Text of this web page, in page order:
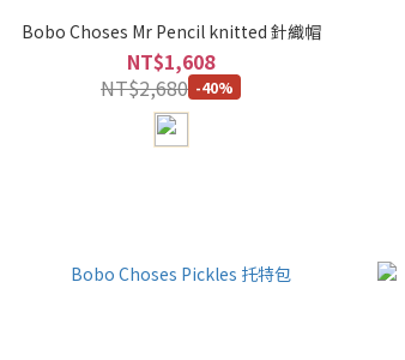
Bobo Choses Mr Pencil knitted 針織帽
NT$1,608
NT$2,680 -40%